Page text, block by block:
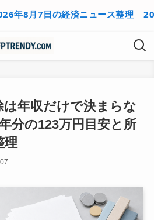
7日の経済ニュース整理 2026年8
は年収だけで決まらな
分の123万円目安と所
理